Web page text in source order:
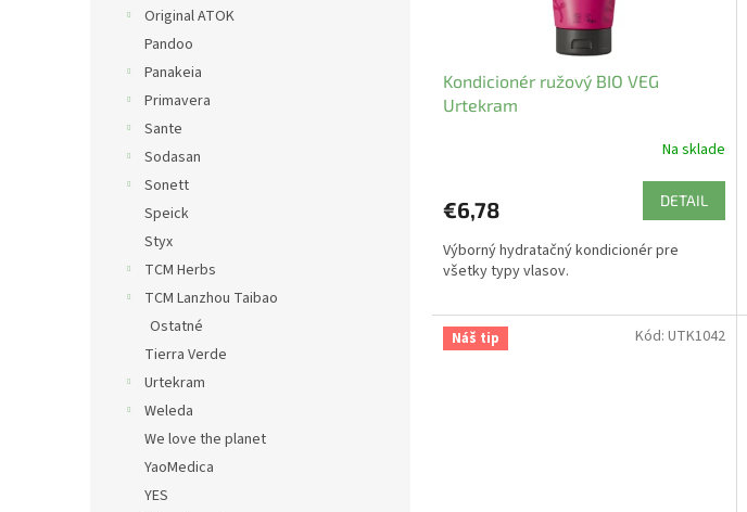
Original ATOK
Pandoo
Panakeia
Primavera
Sante
Sodasan
Sonett
Speick
Styx
TCM Herbs
TCM Lanzhou Taibao
Ostatné
Tierra Verde
Urtekram
Weleda
We love the planet
YaoMedica
YES
Kondicionér ružový BIO VEG
Urtekram
Na sklade
€6,78 DETAIL
Výborný hydratačný kondicionér pre
všetky typy vlasov.
Náš tip Kód: UTK1042